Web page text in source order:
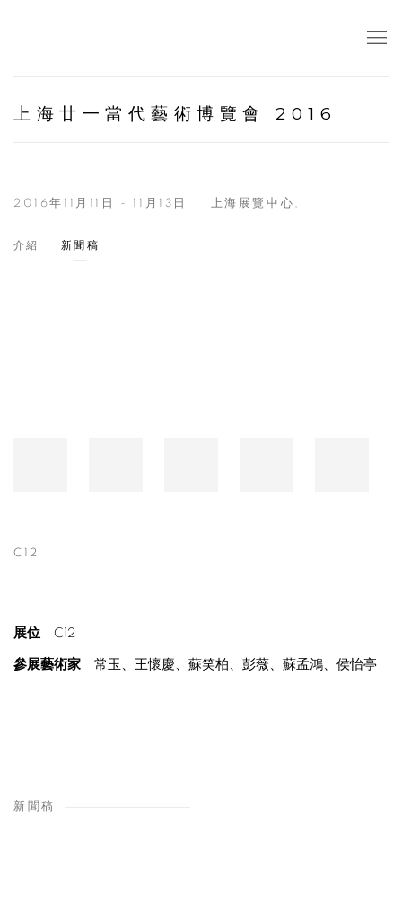
上海廿一當代藝術博覽會 2016
上海展覽中心,
2016年11月11日 - 11月13日
介紹 新聞稿
C12
展位 C12
參展藝術家 常玉、王懷慶、蘇笑柏、彭薇、蘇孟鴻、侯怡亭
新聞稿